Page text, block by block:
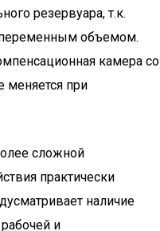
резервуара, т.к.
переменным объемом.
камера со
меняется при
сложной
практически
наличие
и